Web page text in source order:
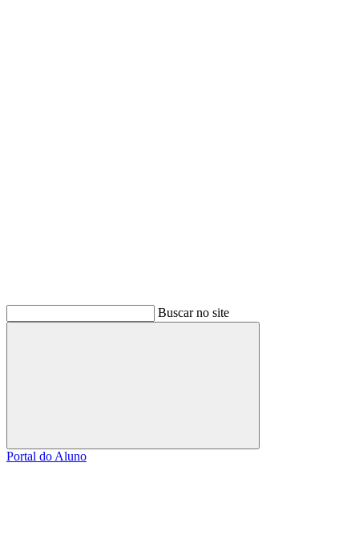
Buscar no site
Buscar
Portal do Aluno